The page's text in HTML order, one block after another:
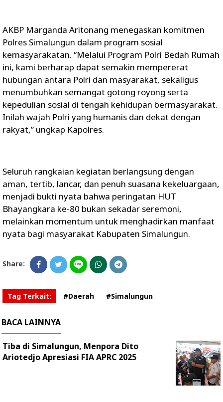
AKBP Marganda Aritonang menegaskan komitmen
Polres Simalungun dalam program sosial
kemasyarakatan. “Melalui Program Polri Bedah Rumah
ini, kami berharap dapat semakin mempererat
hubungan antara Polri dan masyarakat, sekaligus
menumbuhkan semangat gotong royong serta
kepedulian sosial di tengah kehidupan bermasyarakat.
Inilah wajah Polri yang humanis dan dekat dengan
rakyat,” ungkap Kapolres.
Seluruh rangkaian kegiatan berlangsung dengan
aman, tertib, lancar, dan penuh suasana kekeluargaan,
menjadi bukti nyata bahwa peringatan HUT
Bhayangkara ke-80 bukan sekadar seremoni,
melainkan momentum untuk menghadirkan manfaat
nyata bagi masyarakat Kabupaten Simalungun.
Share:
Tag Terkait: #Daerah #Simalungun
BACA LAINNYA
Tiba di Simalungun, Menpora Dito
Ariotedjo Apresiasi FIA APRC 2025